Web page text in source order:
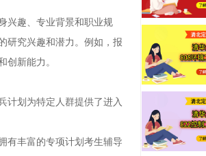
兴趣、专业背景和职业规
研究兴趣和潜力。例如，报
创新能力。
计划为特定人群提供了进入
有丰富的专项计划考生辅导